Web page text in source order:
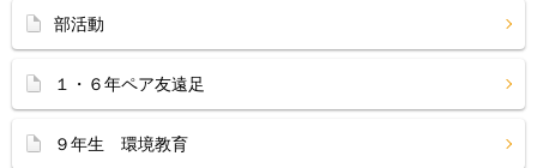
部活動
１・６年ペア友遠足
９年生 環境教育